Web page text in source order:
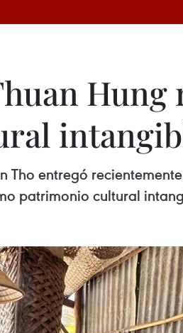
Hung
Tho entregó
patrimonio cultural